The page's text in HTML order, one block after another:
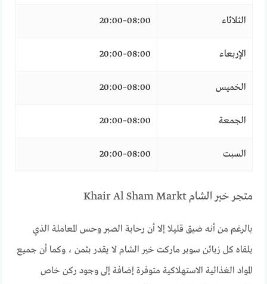
الثلاثاء 08:00–20:00
الإربعاء 08:00–20:00
الخميس 08:00–20:00
الجمعة 08:00–20:00
السبت 08:00–20:00
متجر خير الشام Khair Al Sham Markt
بالرغم من أنه ضيق قليلا إلا أن رحابة الصبر وحس المعاملة الذي
يلقاه كل زبائن سوبر ماركت خير الشام لا يقدر بثمن ، وكما أن جميع
المواد الغذائية الاستهلاكية متوفرة إضافة إلى وجود ركن خاص